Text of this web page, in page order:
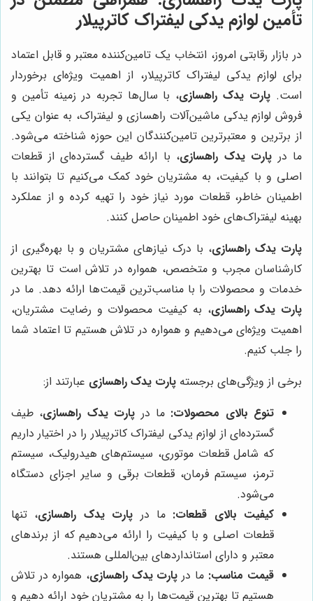
تأمین لوازم یدکی لیفتراک کاترپیلار
در بازار رقابتی امروز، انتخاب یک تامین‌کننده معتبر و قابل اعتماد
برای لوازم یدکی لیفتراک کاترپیلار، از اهمیت ویژه‌ای برخوردار
است. پارت یدک راهسازی، با سال‌ها تجربه در زمینه تأمین و
فروش لوازم یدکی ماشین‌آلات راهسازی و لیفتراک، به عنوان یکی
از برترین و معتبرترین تامین‌کنندگان این حوزه شناخته می‌شود.
ما در پارت یدک راهسازی، با ارائه طیف گسترده‌ای از قطعات
اصلی و با کیفیت، به مشتریان خود کمک می‌کنیم تا بتوانند با
اطمینان خاطر، قطعات مورد نیاز خود را تهیه کرده و از عملکرد
بهینه لیفتراک‌های خود اطمینان حاصل کنند.
پارت یدک راهسازی، با درک نیازهای مشتریان و با بهره‌گیری از
کارشناسان مجرب و متخصص، همواره در تلاش است تا بهترین
خدمات و محصولات را با مناسب‌ترین قیمت‌ها ارائه دهد. ما در
پارت یدک راهسازی، به کیفیت محصولات و رضایت مشتریان،
اهمیت ویژه‌ای می‌دهیم و همواره در تلاش هستیم تا اعتماد شما
را جلب کنیم.
برخی از ویژگی‌های برجسته پارت یدک راهسازی عبارتند از:
تنوع بالای محصولات: ما در پارت یدک راهسازی، طیف
گسترده‌ای از لوازم یدکی لیفتراک کاترپیلار را در اختیار داریم
که شامل قطعات موتوری، سیستم‌های هیدرولیک، سیستم
ترمز، سیستم فرمان، قطعات برقی و سایر اجزای دستگاه
می‌شود.
کیفیت بالای قطعات: ما در پارت یدک راهسازی، تنها
قطعات اصلی و با کیفیت را ارائه می‌دهیم که از برندهای
معتبر و دارای استانداردهای بین‌المللی هستند.
قیمت مناسب: ما در پارت یدک راهسازی، همواره در تلاش
هستیم تا بهترین قیمت‌ها را به مشتریان خود ارائه دهیم و